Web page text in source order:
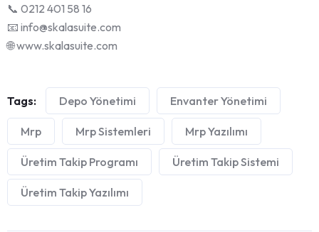
📞 0212 401 58 16
📧 info@skalasuite.com
🌐 www.skalasuite.com
Tags: Depo Yönetimi Envanter Yönetimi
Mrp Mrp Sistemleri Mrp Yazılımı
Üretim Takip Programı Üretim Takip Sistemi
Üretim Takip Yazılımı